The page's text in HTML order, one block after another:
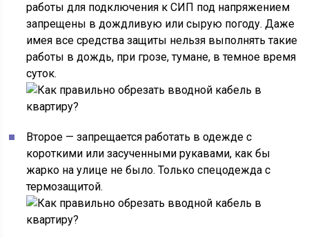
работы для подключения к СИП под напряжением
запрещены в дождливую или сырую погоду. Даже
имея все средства защиты нельзя выполнять такие
работы в дождь, при грозе, тумане, в темное время
суток.
Второе — запрещается работать в одежде с
короткими или засученными рукавами, как бы
жарко на улице не было. Только спецодежда с
термозащитой.